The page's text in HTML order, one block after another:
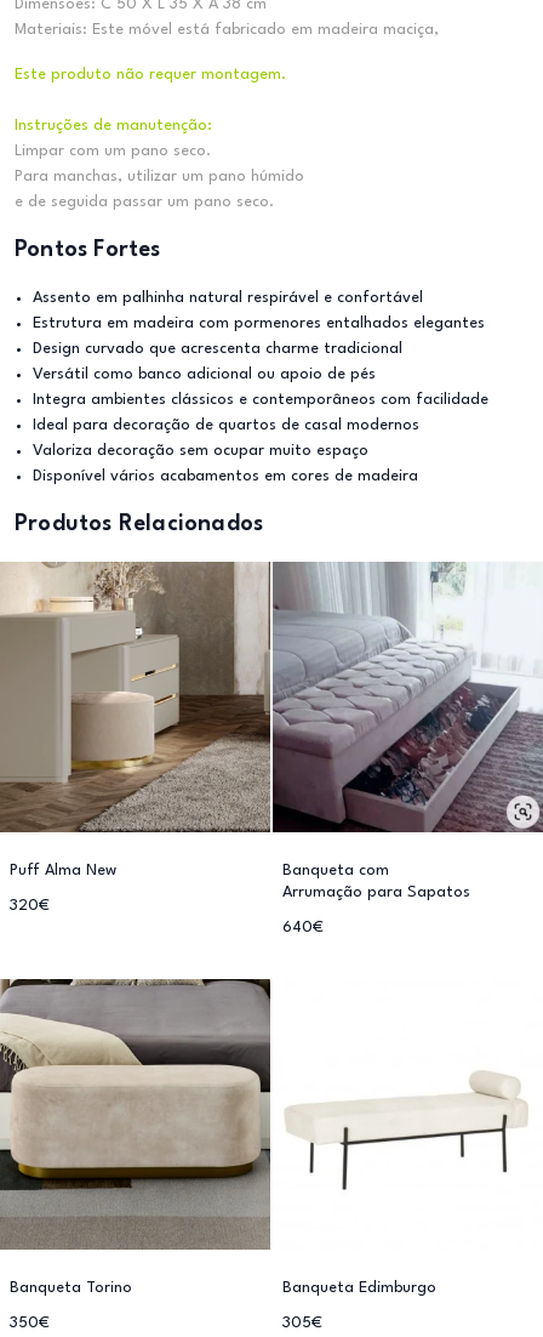
Dimensões: C 50 X L 35 X A 38 cm
Materiais: Este móvel está fabricado em madeira maciça,
Este produto não requer montagem.
Instruções de manutenção:
Limpar com um pano seco.
Para manchas, utilizar um pano húmido
e de seguida passar um pano seco.
Pontos Fortes
Assento em palhinha natural respirável e confortável
Estrutura em madeira com pormenores entalhados elegantes
Design curvado que acrescenta charme tradicional
Versátil como banco adicional ou apoio de pés
Integra ambientes clássicos e contemporâneos com facilidade
Ideal para decoração de quartos de casal modernos
Valoriza decoração sem ocupar muito espaço
Disponível vários acabamentos em cores de madeira
Produtos Relacionados
Puff Alma New
320€
Banqueta com
Arrumação para Sapatos
640€
Banqueta Torino
350€
Banqueta Edimburgo
305€